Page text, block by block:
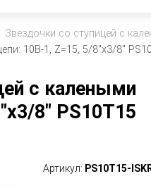
Звездочки со ступицей с
10B-1, Z=15, 5/8"x3/8"
с калеными
8" PS10T15
Артикул: PS10T15-